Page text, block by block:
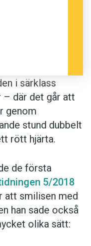
i särklass
– där det går att
genom
stund dubbelt
rött hjärta.
de första
5/2018
att smilisen med
han sade också
olika sätt: